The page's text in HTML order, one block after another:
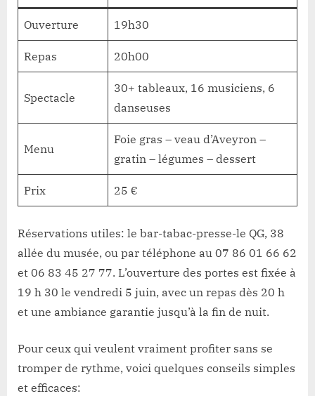
Ouverture 19h30
Repas 20h00
Spectacle
30+ tableaux, 16 musiciens, 6
danseuses
Menu
Foie gras – veau d’Aveyron –
gratin – légumes – dessert
Prix 25 €
Réservations utiles: le bar-tabac-presse-le QG, 38
allée du musée, ou par téléphone au 07 86 01 66 62
et 06 83 45 27 77. L’ouverture des portes est fixée à
19 h 30 le vendredi 5 juin, avec un repas dès 20 h
et une ambiance garantie jusqu’à la fin de nuit.
Pour ceux qui veulent vraiment profiter sans se
tromper de rythme, voici quelques conseils simples
et efficaces: